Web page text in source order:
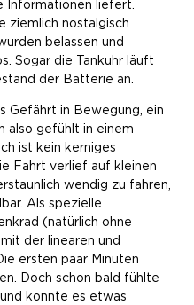
Informationen liefert.
ziemlich nostalgisch
belassen und
Sogar die Tankuhr läuft
der Batterie an.
Gefährt in Bewegung, ein
also gefühlt in einem
ist kein kerniges
Fahrt verlief auf kleinen
wendig zu fahren,
Als spezielle
(natürlich ohne
der linearen und
ersten paar Minuten
Doch schon bald fühlte
konnte es etwas